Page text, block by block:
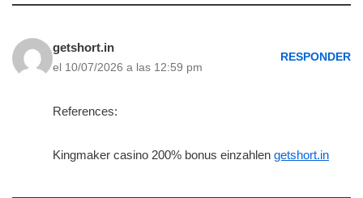
getshort.in
el 10/07/2026 a las 12:59 pm
RESPONDER
References:
Kingmaker casino 200% bonus einzahlen getshort.in